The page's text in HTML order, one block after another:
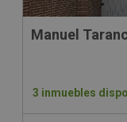
Manuel
3 inmuebles